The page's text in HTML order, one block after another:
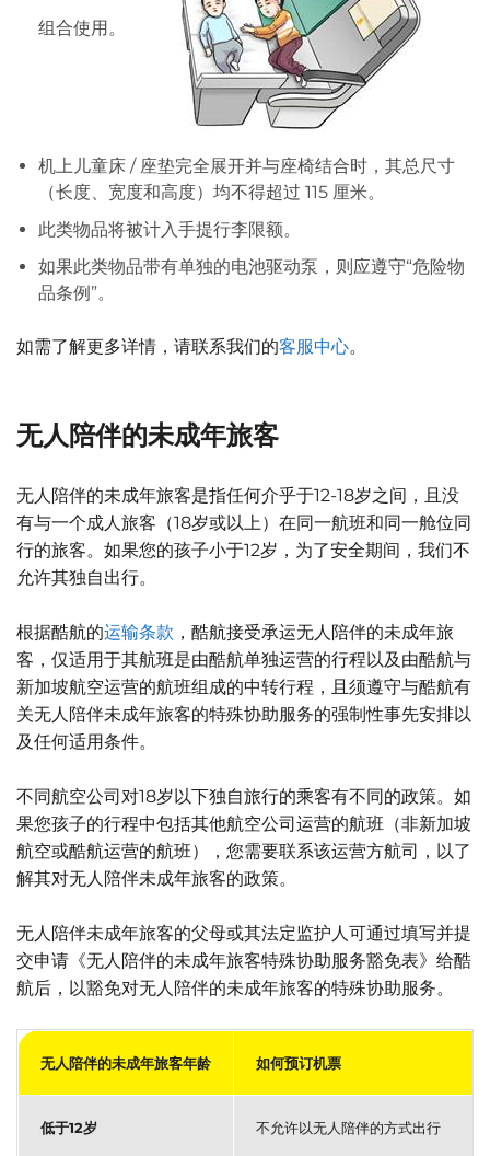
组合使用。
机上儿童床 / 座垫完全展开并与座椅结合时，其总尺寸
（长度、宽度和高度）均不得超过 115 厘米。
此类物品将被计入手提行李限额。
如果此类物品带有单独的电池驱动泵，则应遵守“危险物
品条例”。
如需了解更多详情，请联系我们的客服中心。
无人陪伴的未成年旅客
无人陪伴的未成年旅客是指任何介乎于12-18岁之间，且没
有与一个成人旅客（18岁或以上）在同一航班和同一舱位同
行的旅客。如果您的孩子小于12岁，为了安全期间，我们不
允许其独自出行。
根据酷航的运输条款 ，酷航接受承运无人陪伴的未成年旅
客，仅适用于其航班是由酷航单独运营的行程以及由酷航与
新加坡航空运营的航班组成的中转行程，且须遵守与酷航有
关无人陪伴未成年旅客的特殊协助服务的强制性事先安排以
及任何适用条件。
不同航空公司对18岁以下独自旅行的乘客有不同的政策。如
果您孩子的行程中包括其他航空公司运营的航班（非新加坡
航空或酷航运营的航班），您需要联系该运营方航司，以了
解其对无人陪伴未成年旅客的政策。
无人陪伴未成年旅客的父母或其法定监护人可通过填写并提
交申请《无人陪伴的未成年旅客特殊协助服务豁免表》给酷
航后，以豁免对无人陪伴的未成年旅客的特殊协助服务。
无人陪伴的未成年旅客年龄 如何预订机票
低于12岁 不允许以无人陪伴的方式出行